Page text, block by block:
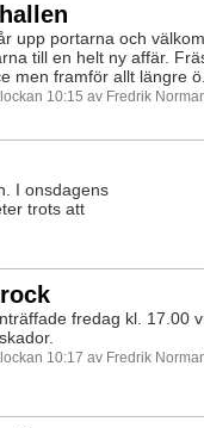
upp portarna och
till en helt ny affär.
men framför allt längre
10:15 av Fredrik
I onsdagens
trots att
fredag kl. 17.00
10:17 av Fredrik